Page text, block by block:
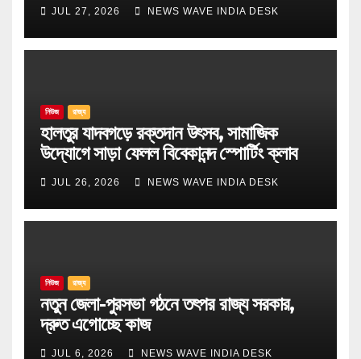
JUL 27, 2026 NEWS WAVE INDIA DESK
নিউজ রাজ্য
হালতুর যাদবগড়ে রক্তদান উৎসব, সামাজিক
উদ্যোগে সাড়া ফেলল বিবেকানন্দ স্পোর্টিং ক্লাব
JUL 26, 2026 NEWS WAVE INDIA DESK
নিউজ রাজ্য
নতুন জেলা-পুরসভা গঠনে তৎপর রাজ্য সরকার,
দ্রুত এগোচ্ছে কাজ
JUL 6, 2026 NEWS WAVE INDIA DESK